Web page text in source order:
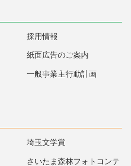
採用情報
紙面広告のご案内
一般事業主行動計画
埼玉文学賞
さいたま森林フォトコンテ